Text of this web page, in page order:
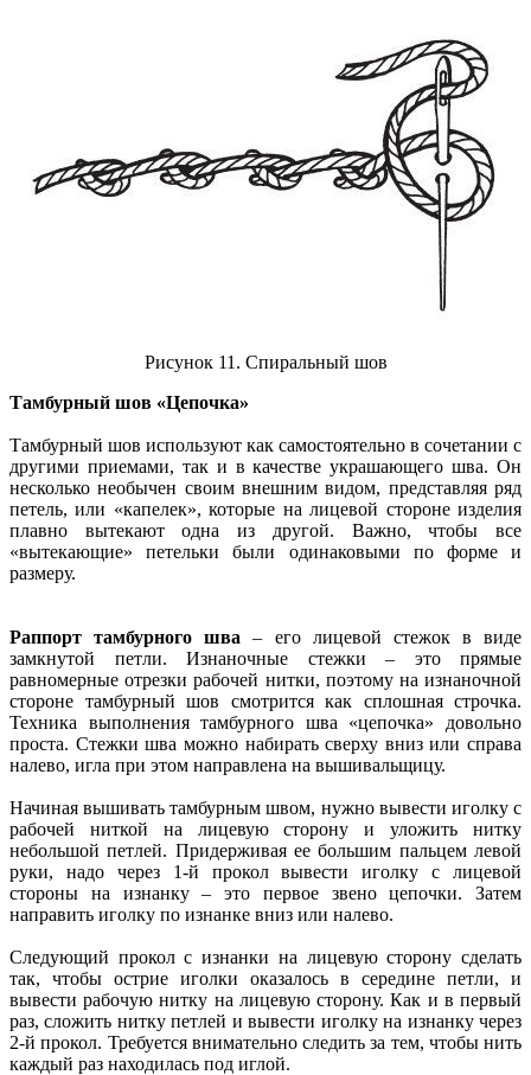
Рисунок 11. Спиральный шов
Тамбурный шов «Цепочка»
Тамбурный шов используют как самостоятельно в сочетании с
другими приемами, так и в качестве украшающего шва. Он
несколько необычен своим внешним видом, представляя ряд
петель, или «капелек», которые на лицевой стороне изделия
плавно вытекают одна из другой. Важно, чтобы все
«вытекающие» петельки были одинаковыми по форме и
размеру.
Раппорт тамбурного шва – его лицевой стежок в виде
замкнутой петли. Изнаночные стежки – это прямые
равномерные отрезки рабочей нитки, поэтому на изнаночной
стороне тамбурный шов смотрится как сплошная строчка.
Техника выполнения тамбурного шва «цепочка» довольно
проста. Стежки шва можно набирать сверху вниз или справа
налево, игла при этом направлена на вышивальщицу.
Начиная вышивать тамбурным швом, нужно вывести иголку с
рабочей ниткой на лицевую сторону и уложить нитку
небольшой петлей. Придерживая ее большим пальцем левой
руки, надо через 1-й прокол вывести иголку с лицевой
стороны на изнанку – это первое звено цепочки. Затем
направить иголку по изнанке вниз или налево.
Следующий прокол с изнанки на лицевую сторону сделать
так, чтобы острие иголки оказалось в середине петли, и
вывести рабочую нитку на лицевую сторону. Как и в первый
раз, сложить нитку петлей и вывести иголку на изнанку через
2-й прокол. Требуется внимательно следить за тем, чтобы нить
каждый раз находилась под иглой.